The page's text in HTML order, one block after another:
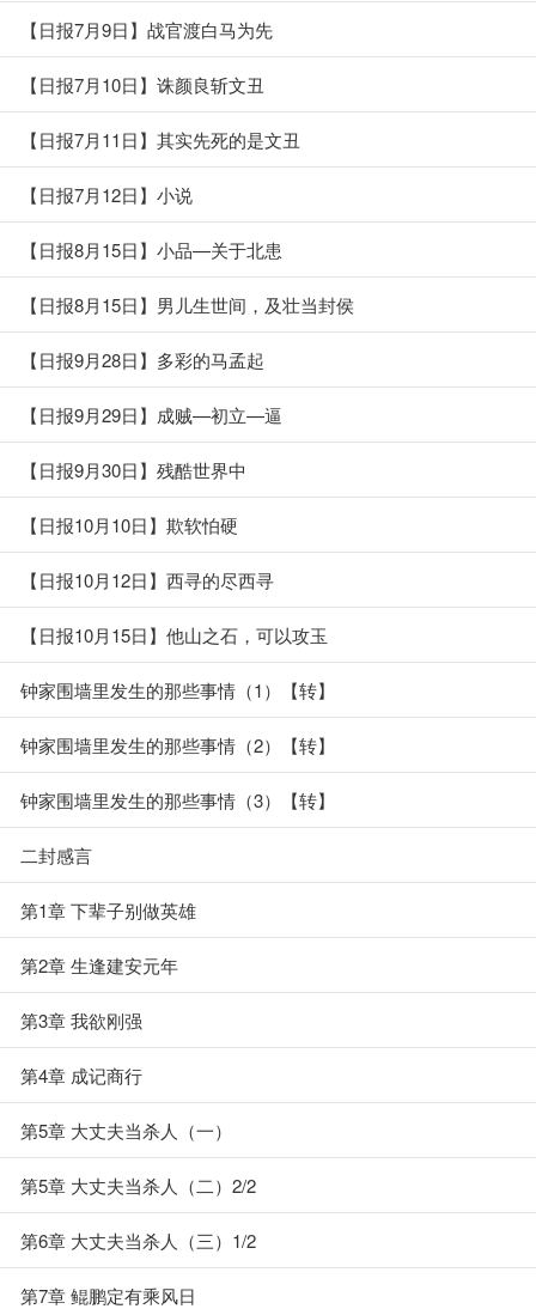
【日报7月9日】战官渡白马为先
【日报7月10日】诛颜良斩文丑
【日报7月11日】其实先死的是文丑
【日报7月12日】小说
【日报8月15日】小品—关于北患
【日报8月15日】男儿生世间，及壮当封侯
【日报9月28日】多彩的马孟起
【日报9月29日】成贼—初立—逼
【日报9月30日】残酷世界中
【日报10月10日】欺软怕硬
【日报10月12日】西寻的尽西寻
【日报10月15日】他山之石，可以攻玉
钟家围墙里发生的那些事情（1）【转】
钟家围墙里发生的那些事情（2）【转】
钟家围墙里发生的那些事情（3）【转】
二封感言
第1章 下辈子别做英雄
第2章 生逢建安元年
第3章 我欲刚强
第4章 成记商行
第5章 大丈夫当杀人（一）
第5章 大丈夫当杀人（二）2/2
第6章 大丈夫当杀人（三）1/2
第7章 鲲鹏定有乘风日